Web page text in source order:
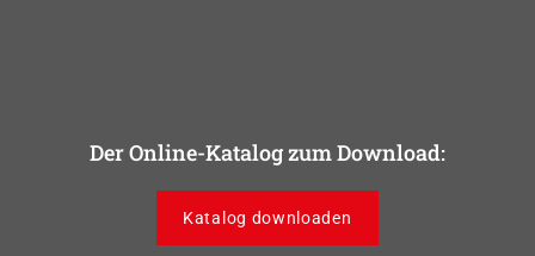
Der Online-Katalog zum Download:
Katalog downloaden